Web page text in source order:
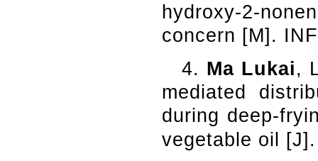
hydroxy-2-
concern [M].
4. Ma Lukai,
mediated
during deep-
vegetable oil